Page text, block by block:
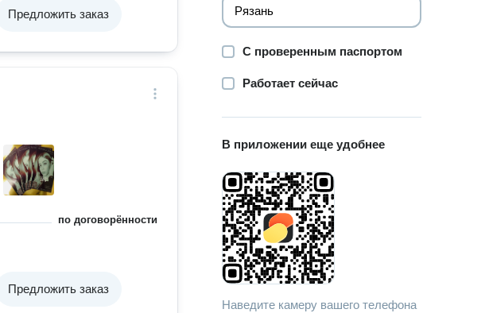
Предложить заказ
по договорённости
Предложить заказ
С проверенным паспортом
Работает сейчас
В приложении еще удобнее
Наведите камеру вашего телефона